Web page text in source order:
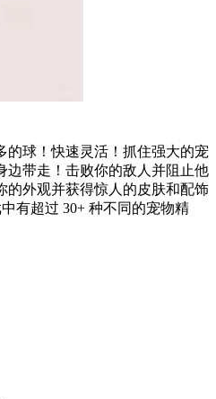
的球！快速灵活！抓住强大的宠
边带走！击败你的敌人并阻止他
的外观并获得惊人的皮肤和配饰
有超过 30+ 种不同的宠物精